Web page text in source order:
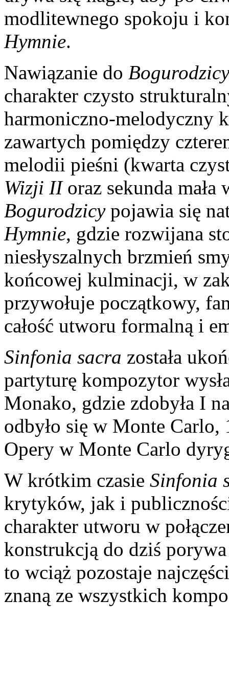
modlitewnego spokoju i
Hymnie.
Nawiązanie do Bogurodzicy
charakter czysto
harmoniczno-melodyczny
zawartych pomiędzy
melodii pieśni (kwarta
Wizji IIoraz sekunda mała
Bogurodzicypojawia się
Hymnie, gdzie rozwijana
niesłyszalnych brzmień
końcowej kulminacji, w
przywołuje początkowy,
całość utworu formalną i
Sinfonia sacra została
partyturę kompozytor
Monako, gdzie zdobyła I
odbyło się w Monte
Opery w Monte Carlo
W krótkim czasie Sinfonia
krytyków, jak i
charakter utworu w
konstrukcją do dziś porywa
to wciąż pozostaje
znaną ze wszystkich